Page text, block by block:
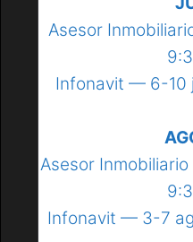
Asesor
Infonavit — 6-10
Asesor
Infonavit — 3-7